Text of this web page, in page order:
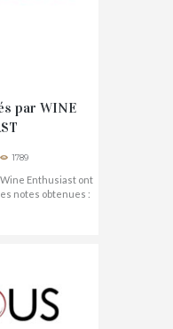
par WINE
1789
Enthusiast ont
notes obtenues :